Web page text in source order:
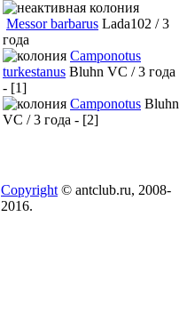
Messor barbarus Lada102 / 3
года
Camponotus
turkestanus Bluhn VC / 3 года
- [1]
Camponotus Bluhn
VC / 3 года - [2]
Copyright © antclub.ru, 2008-
2016.